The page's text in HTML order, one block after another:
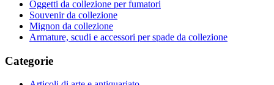
Oggetti da collezione per fumatori
Souvenir da collezione
Mignon da collezione
Armature, scudi e accessori per spade da collezione
Categorie